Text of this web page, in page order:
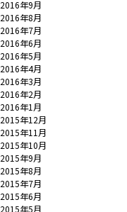
2016年9月
2016年8月
2016年7月
2016年6月
2016年5月
2016年4月
2016年3月
2016年2月
2016年1月
2015年12月
2015年11月
2015年10月
2015年9月
2015年8月
2015年7月
2015年6月
2015年5月